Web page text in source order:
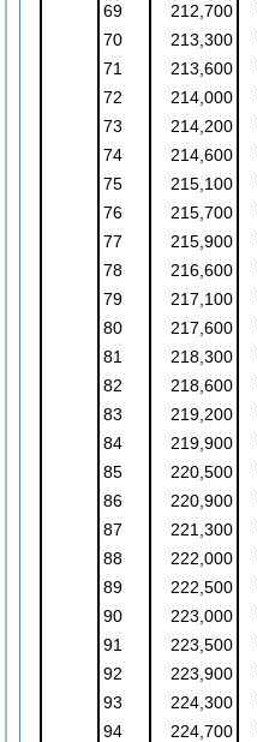
69
212,700
70
213,300
71
213,600
72
214,000
73
214,200
74
214,600
75
215,100
76
215,700
77
215,900
78
216,600
79
217,100
80
217,600
81
218,300
82
218,600
83
219,200
84
219,900
85
220,500
86
220,900
87
221,300
88
222,000
89
222,500
90
223,000
91
223,500
92
223,900
93
224,300
94
224,700